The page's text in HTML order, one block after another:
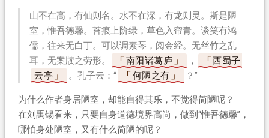
山不在高，有仙则名。水不在深，有龙则灵。斯是陋
室，惟吾德馨。苔痕上阶绿，草色入帘青。谈笑有鸿
儒，往来无白丁。可以调素琴，阅金经。无丝竹之乱
耳，无案牍之劳形。
南阳诸葛庐 ，
西蜀子
云亭
。孔子云：“ 何陋之有 ？”
为什么作者身居陋室，却能自得其乐，不觉得简陋呢？
在刘禹锡看来，只要自身道德境界高尚，做到“惟吾德馨”，
哪怕身处陋室，又有什么简陋的呢？